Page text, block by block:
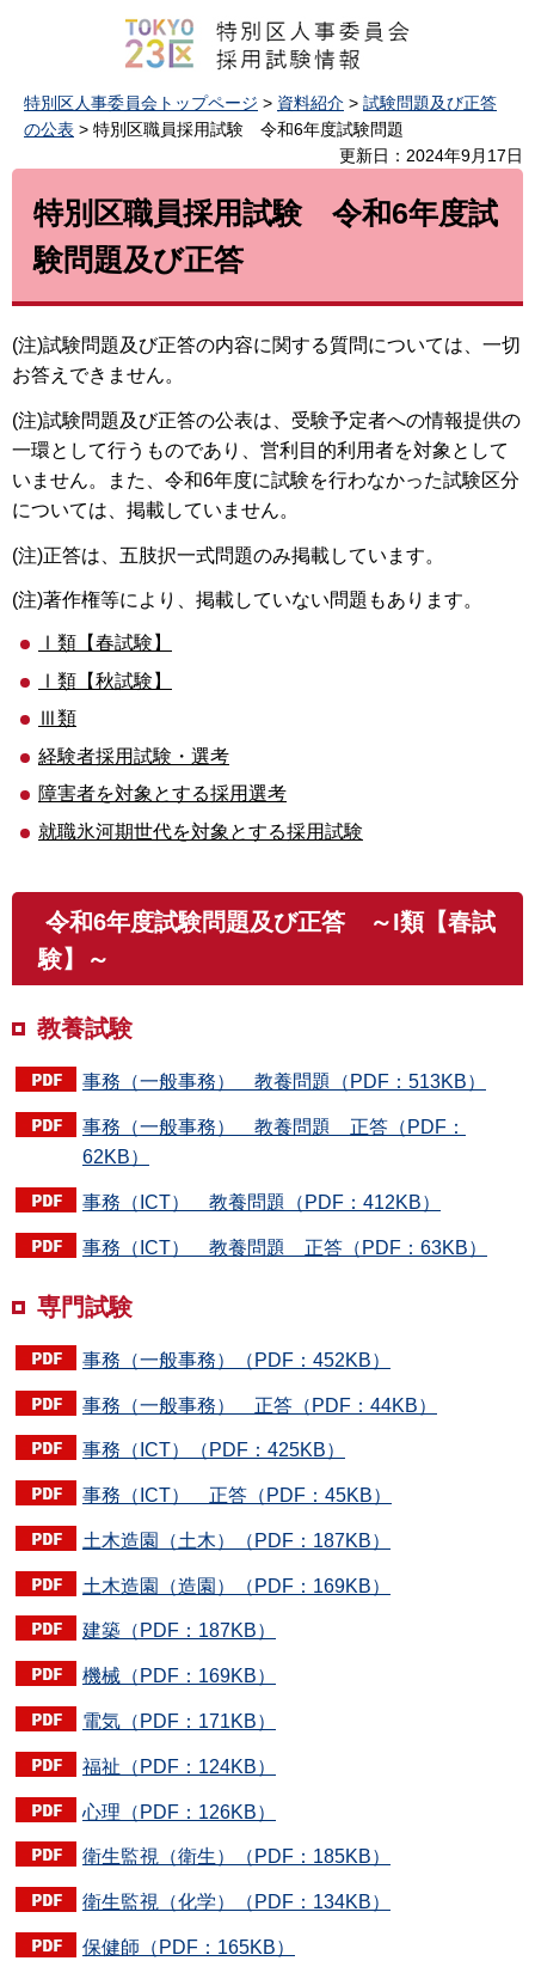
特別区人事委員会トップページ > 資料紹介 > 試験問題及び正答
の公表 > 特別区職員採用試験 令和6年度試験問題
更新日：2024年9月17日
特別区職員採用試験 令和6年度試
験問題及び正答
(注)試験問題及び正答の内容に関する質問については、一切
お答えできません。
(注)試験問題及び正答の公表は、受験予定者への情報提供の
一環として行うものであり、営利目的利用者を対象として
いません。また、令和6年度に試験を行わなかった試験区分
については、掲載していません。
(注)正答は、五肢択一式問題のみ掲載しています。
(注)著作権等により、掲載していない問題もあります。
Ⅰ類【春試験】
Ⅰ類【秋試験】
Ⅲ類
経験者採用試験・選考
障害者を対象とする採用選考
就職氷河期世代を対象とする採用試験
令和6年度試験問題及び正答 ～I類【春試
験】～
教養試験
事務（一般事務） 教養問題（PDF：513KB）
事務（一般事務） 教養問題 正答（PDF：
62KB）
事務（ICT） 教養問題（PDF：412KB）
事務（ICT） 教養問題 正答（PDF：63KB）
専門試験
事務（一般事務）（PDF：452KB）
事務（一般事務） 正答（PDF：44KB）
事務（ICT）（PDF：425KB）
事務（ICT） 正答（PDF：45KB）
土木造園（土木）（PDF：187KB）
土木造園（造園）（PDF：169KB）
建築（PDF：187KB）
機械（PDF：169KB）
電気（PDF：171KB）
福祉（PDF：124KB）
心理（PDF：126KB）
衛生監視（衛生）（PDF：185KB）
衛生監視（化学）（PDF：134KB）
保健師（PDF：165KB）